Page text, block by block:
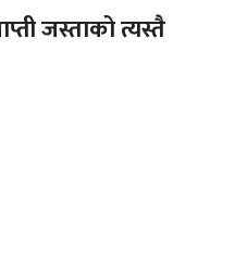
जस्ताको त्यस्तै